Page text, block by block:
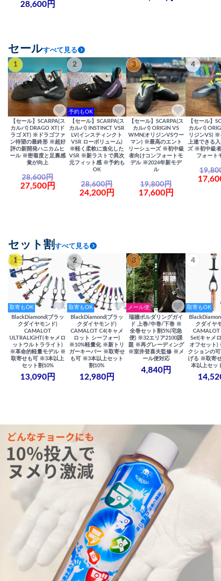
28,600円
セールすべて見る
1
【セール】SCARPA(ス
カルパ) DRAGO XT(ド
ラゴ XT) ※ドラゴファ
ン待望の最終形 ※超好
評の新開発ハニカムヒ
ール ※密着度と足裏感
覚が向上
28,600円
27,500円
2
予約もOK
【セール】SCARPA(ス
カルパ) INSTINCT VSR
LV(インスティンクト
VSR ローボリューム)
※軽く柔軟に進化した
VSR ※新ラストで異次
元フィット感 ※予約も
OK
28,600円
24,200円
3
【セール】SCARPA(ス
カルパ) ORIGIN VS
WMN(オリジンVSウー
マン) ※最高のエント
リーシューズ ※初中級
者向けコンフォートモ
デル ※2024年新モデ
ル
19,800円
17,600円
4
【セール】
カルパ)
リジンVS) ※
上達できる
ズ ※初中級
フォート
セット割 すべて見る
1
取寄もOK
BlackDiamond(ブラッ
クダイヤモンド)
CAMALOT
ULTRALIGHT(キャメロ
ットウルトラライト)
※革命的軽量モデル ※
取寄せも可 ※3本以上
セット割10%
13,090円
2
取寄もOK
BlackDiamond(ブラッ
クダイヤモンド)
CAMALOT C4(キャメ
ロット シーフォー)
※10%軽量化 ※新トリ
ガーキーパー ※取寄せ
も可 ※3本以上セット
割10%
12,980円
3
メール便
瑞牆ボルダリングガイ
ド 上巻/中巻/下巻 ※
全巻セット割5%(宅急
便) ※32エリア2100課
題 ※再グレーディング
※室井登喜夫監修 ※メ
ール便対応
4,840円
4
取寄もOK
クダイヤ
Set(キャメ
オフセット)
クションの
げる ※取寄
本以上セッ